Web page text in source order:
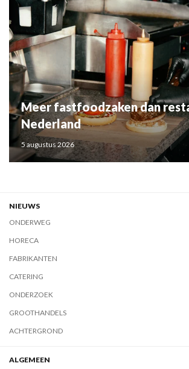
Meer fastfoodzaken dan
Nederland
5 augustus 2026
NIEUWS
ONDERWEG
HORECA
FABRIKANTEN
CATERING
ONDERZOEK
GROOTHANDELS
ACHTERGROND
ALGEMEEN